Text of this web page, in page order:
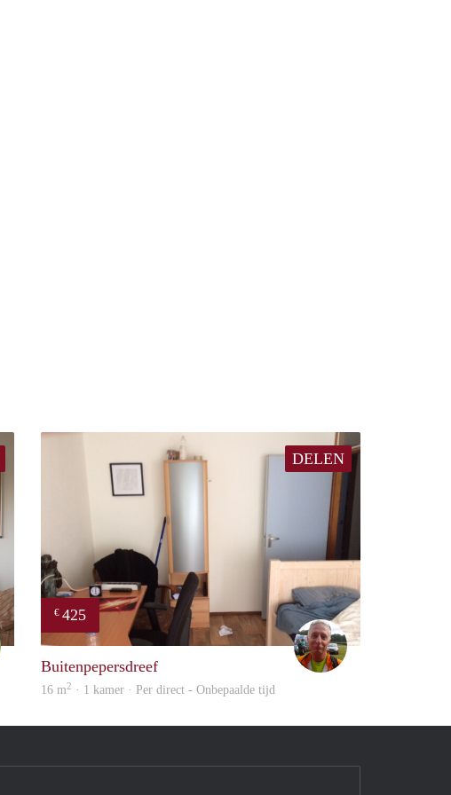
Leendert
DELEN
€ 425
wim
Buitenpepersdreef
16 m2 · 1 kamer · Per direct - Onbepaalde tijd